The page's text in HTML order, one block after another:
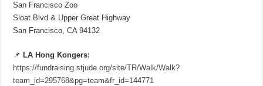
San Francisco Zoo
Sloat Blvd & Upper Great Highway
San Francisco, CA 94132
📌 LA Hong Kongers:
https://fundraising.stjude.org/site/TR/Walk/Walk?
team_id=295768&pg=team&fr_id=144771